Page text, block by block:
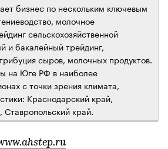
бизнес по нескольким ключевым
молочное
сельскохозяйственной
и бакалейный трейдинг,
сыров, молочных продуктов.
на Юге РФ в наиболее
с точки зрения климата,
Краснодарский край,
Ставропольский край.